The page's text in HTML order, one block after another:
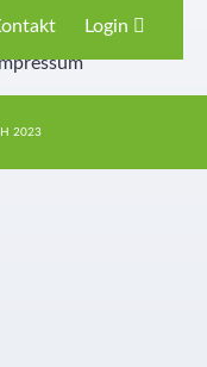
Login
2023